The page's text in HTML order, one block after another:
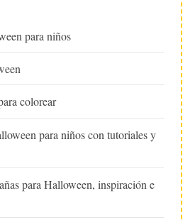
para niños
colorear
para niños con tutoriales y
para Halloween, inspiración e